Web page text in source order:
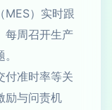
MES）实时跟
每周召开生产
付准时率等关
励与问责机